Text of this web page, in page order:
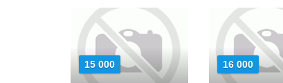
15 000 16 000